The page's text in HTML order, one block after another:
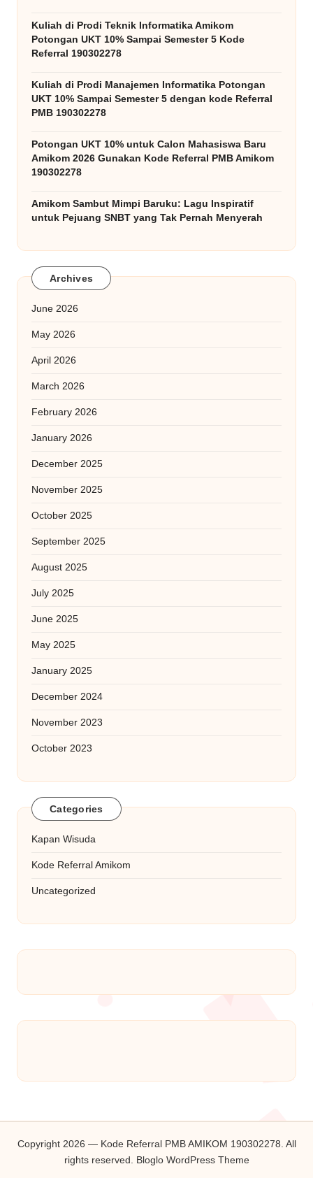
Kuliah di Prodi Teknik Informatika Amikom
Potongan UKT 10% Sampai Semester 5 Kode
Referral 190302278
Kuliah di Prodi Manajemen Informatika Potongan
UKT 10% Sampai Semester 5 dengan kode Referral
PMB 190302278
Potongan UKT 10% untuk Calon Mahasiswa Baru
Amikom 2026 Gunakan Kode Referral PMB Amikom
190302278
Amikom Sambut Mimpi Baruku: Lagu Inspiratif
untuk Pejuang SNBT yang Tak Pernah Menyerah
Archives
June 2026
May 2026
April 2026
March 2026
February 2026
January 2026
December 2025
November 2025
October 2025
September 2025
August 2025
July 2025
June 2025
May 2025
January 2025
December 2024
November 2023
October 2023
Categories
Kapan Wisuda
Kode Referral Amikom
Uncategorized
Copyright 2026 — Kode Referral PMB AMIKOM 190302278. All
rights reserved. Bloglo WordPress Theme